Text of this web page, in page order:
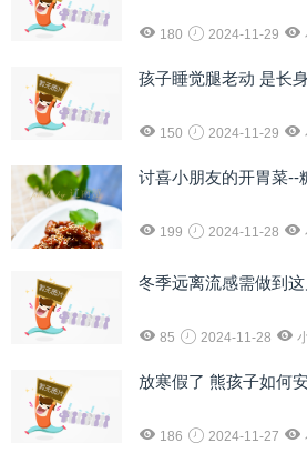
180 2024-11-29
孩子睡觉腿老动 是长
150 2024-11-29
讨喜小朋友的开胃菜--
199 2024-11-28
冬季远离流感需做到
85 2024-11-28
放寒假了 熊孩子如何
186 2024-11-27